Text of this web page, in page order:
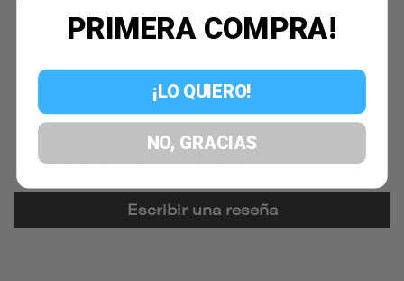
Reseñas de Clientes
Sé el primero en escribir una reseña
Escribir una reseña
PRIMERA COMPRA!
¡LO QUIERO!
NO, GRACIAS